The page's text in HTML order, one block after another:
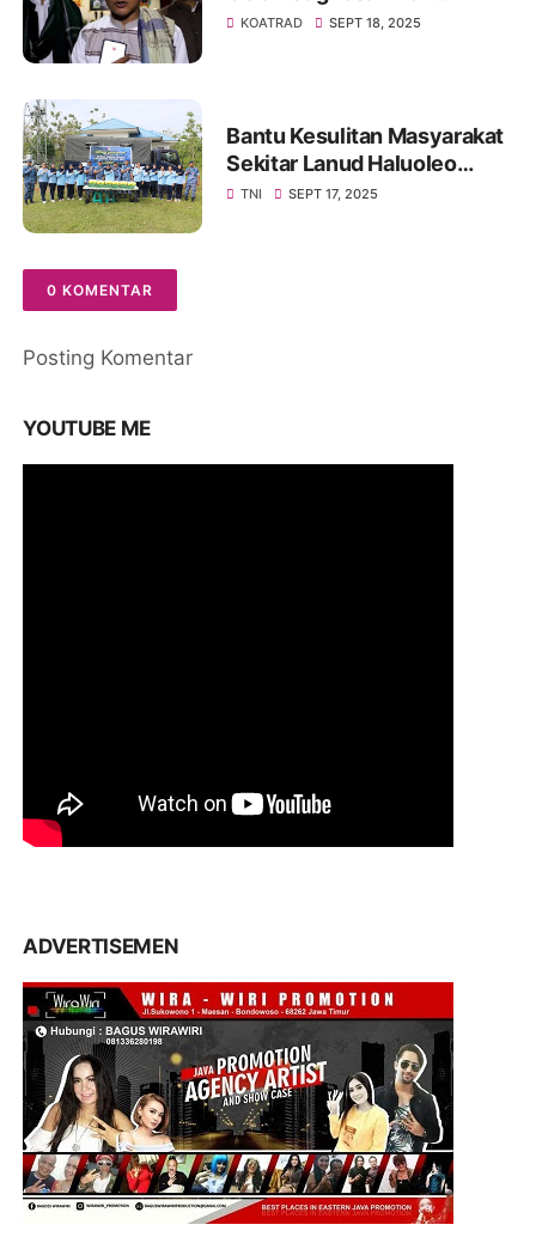
Santunan Anak Yatim
KOATRAD SEPT 18, 2025
Bantu Kesulitan Masyarakat
Sekitar Lanud Haluoleo
Gelar Gerakan Pangan
TNI SEPT 17, 2025
0 KOMENTAR
Posting Komentar
YOUTUBE ME
ADVERTISEMEN